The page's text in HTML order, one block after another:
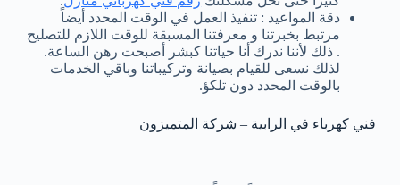
دقة المواعيد : تنفيذ العمل في الوقت المحدد أيضاً
مرتبط بخبرتنا و معرفتنا المسبقة للوقت اللازم للتصليح
. ذلك لأننا ندرك أنا حياتنا كبشر أصبحت رهن الساعة.
لذلك نسعى للقيام بصيانة وتركيباتنا وباقي الخدمات
بالوقت المحدد دون تلكؤ.
فني كهرباء في الرابية – شركة المتميزون